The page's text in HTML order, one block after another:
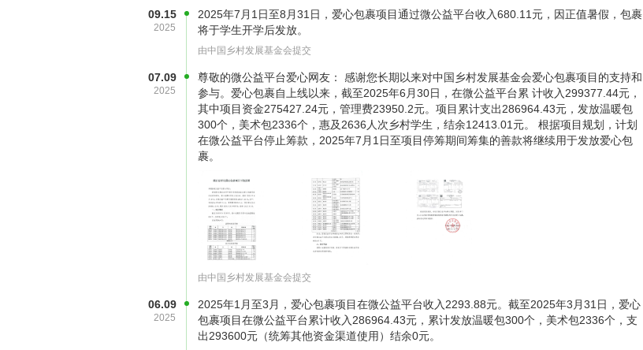
会在课余时间去继续慢慢研究和试验。 我很喜欢这个包裹，这个包裹让我喜欢上了科
相比其他同学凭借天马行空的创意捏出的奇妙小人、花草树木，这些棍子给人一种极
强的不协调感。老师走过去，有些好奇地问，“你在捏什么？”“让爱传下去”“为什么要
捏这几个字啊？”老师又问。“收到新书包我很开心，所以想用这种方式表达出来”，小
男孩有些羞涩地回答。老师才想起来，在早上爱心包裹发放仪式上，中国扶贫基金会
人员讲到爱心包裹意义的时候所说的“希望我们送出的不仅仅是一个爱心包裹，更是
一颗爱的种子，在你们的心里生根发芽，开花结果，并将爱传递下去”。
09.15
2025
2025年7月1日至8月31日，爱心包裹项目通过微公益平台收入680.11元，因正值暑假，包裹
将于学生开学后发放。
由中国乡村发展基金会提交
07.09
2025
尊敬的微公益平台爱心网友： 感谢您长期以来对中国乡村发展基金会爱心包裹项目的支持和
参与。爱心包裹自上线以来，截至2025年6月30日，在微公益平台累 计收入299377.44元，
其中项目资金275427.24元，管理费23950.2元。项目累计支出286964.43元，发放温暖包
300个，美术包2336个，惠及2636人次乡村学生，结余12413.01元。 根据项目规划，计划
在微公益平台停止筹款，2025年7月1日至项目停筹期间筹集的善款将继续用于发放爱心包
裹。
由中国乡村发展基金会提交
06.09
2025
2025年1月至3月，爱心包裹项目在微公益平台收入2293.88元。截至2025年3月31日，爱心
包裹项目在微公益平台累计收入286964.43元，累计发放温暖包300个，美术包2336个，支
出293600元（统筹其他资金渠道使用）结余0元。